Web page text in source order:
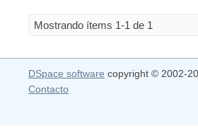
Mostrando ítems 1-1 de 1
DSpace software copyright © 2002-
Contacto